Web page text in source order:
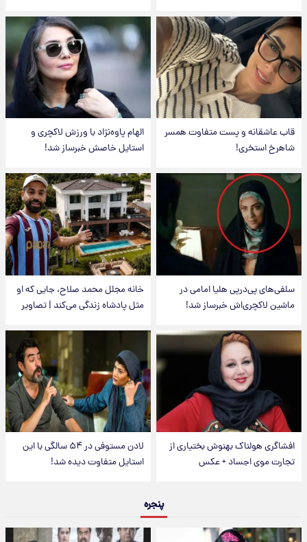
قاب عاشقانه و پست متفاوت همسر
شاهرخ استخری!
الهام پاوه‌نژاد با ورزش لاکچری و
استایل خاصش خبرساز شد!
سلفی‌های پی‌درپی هلیا امامی در
ماشین لاکچری‌اش خبرساز شد!
خانه مجلل محمد صلاح، جایی که او
مثل پادشاه زندگی می‌کند | تصاویر
افشاگری هولناک بهنوش بختیاری از
تجارت موی اجساد + عکس
لادن مستوفی در ۵۴ سالگی با این
استایل متفاوت دیده شد!
پنجره